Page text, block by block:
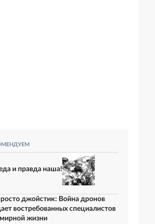
и правда наша!
джойстик: Война дронов
востребованных специалистов
жизни